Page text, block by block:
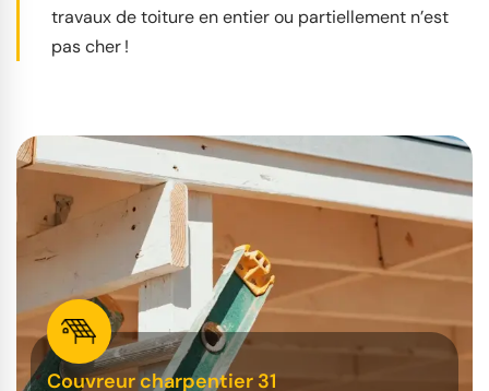
travaux de toiture en entier ou partiellement n’est
pas cher !
Couvreur charpentier 31